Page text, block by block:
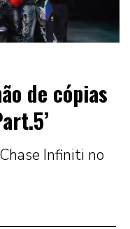
de cópias
Infiniti no